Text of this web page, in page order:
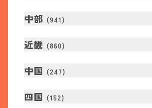
中部 (941 )
近畿 (860)
中国 (247)
四国 (152)